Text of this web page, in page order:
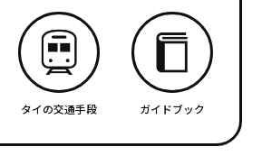
タイの交通手段 ガイドブック